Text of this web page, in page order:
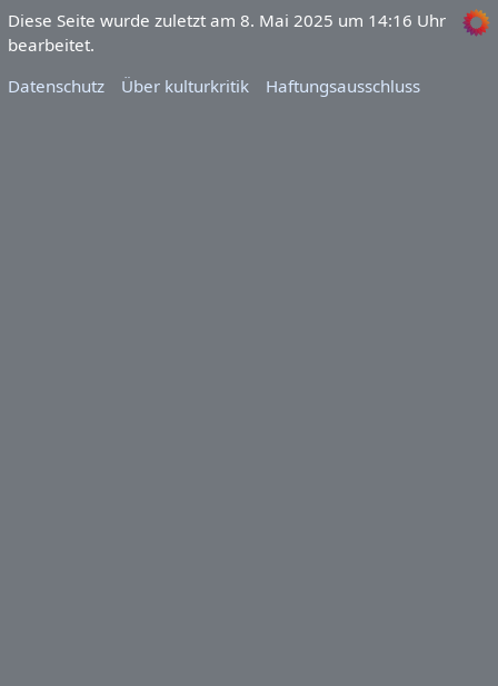
Diese Seite wurde zuletzt am 8. Mai 2025 um 14:16 Uhr
bearbeitet.
Datenschutz
Über kulturkritik Haftungsausschluss